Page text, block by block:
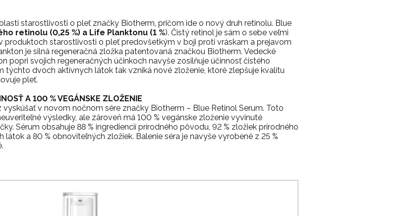
starostlivosti o pleť značky Biotherm, pričom ide o nový druh retinolu. Blue
retinolu (0,25 %) a Life Planktonu (1 %). Čistý retinol je sám o sebe veľmi
produktoch starostlivosti o pleť predovšetkým v boji proti vráskam a prejavom
je silná regeneračná zložka patentovaná značkou Biotherm. Vedecké
popri svojich regeneračných účinkoch navyše zosilňuje účinnosť čistého
týchto dvoch aktívnych látok tak vzniká nové zloženie, ktoré zlepšuje kvalitu
pleť.
A 100 % VEGÁNSKE ZLOŽENIE
v novom nočnom sére značky Biotherm – Blue Retinol Serum. Toto
výsledky, ale zároveň má 100 % vegánske zloženie vyvinuté
Sérum obsahuje 88 % ingrediencií prírodného pôvodu, 92 % zložiek prírodného
a 80 % obnoviteľných zložiek. Balenie séra je navyše vyrobené z 25 %